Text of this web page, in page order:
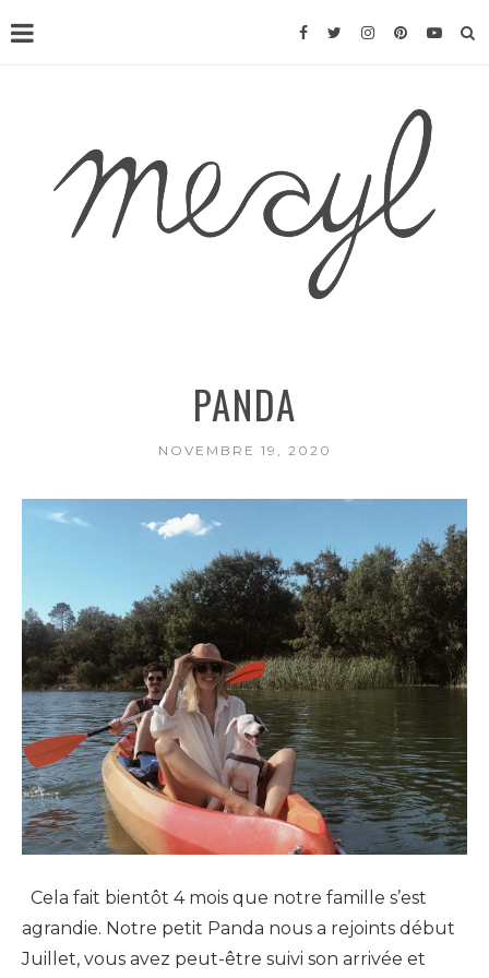
PANDA
NOVEMBRE 19, 2020
Cela fait bientôt 4 mois que notre famille s’est
agrandie. Notre petit Panda nous a rejoints début
Juillet, vous avez peut-être suivi son arrivée et